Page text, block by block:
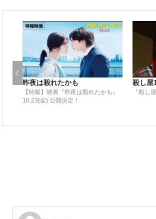
昨夜は殺れたかも
【特報】映画『昨夜は殺れたかも』
10.23(金) 公開決定！
殺し屋
『殺し